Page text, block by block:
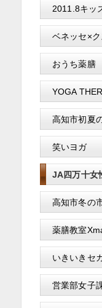
2011.8キッ
ベネッセ×
おうち薬膳
YOGA
高知市初夏
笑いヨガ
JA四万十女
高知市冬の
薬膳教室
いきいきセ
営業部女子